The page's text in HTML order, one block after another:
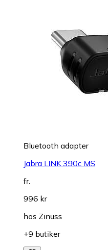
Bluetooth adapter
Jabra LINK 390c MS
fr.
996 kr
hos Zinuss
+9 butiker